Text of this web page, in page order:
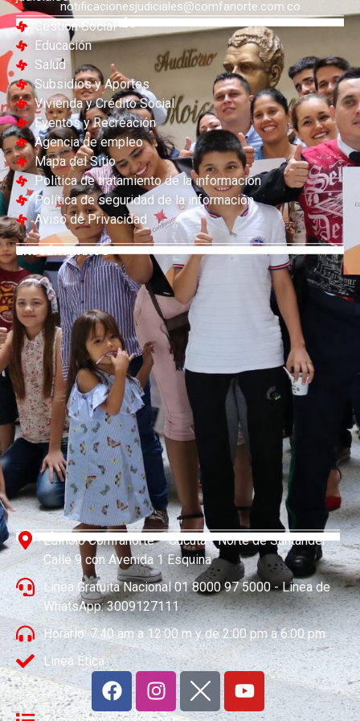
notificacionesjudiciales@comfanorte.com.co
ENLACES DE INTERÉS
Gestión Social
Educación
Salud
Subsidios y Aportes
Vivienda y Crédito Social
Eventos y Recreación
Agencia de empleo
Mapa del Sitio
Política de tratamiento de la información
Política de seguridad de la información
Aviso de Privacidad
ENCUÉNTRANOS
CONTÁCTENOS
Edificio Comfanorte – Cúcuta - Norte de Santander
Calle 9 con Avenida 1 Esquina
Linea Gratuita Nacional 01 8000 97 5000 - Linea de
WhatsApp: 3009127111
Horario: 7:40 am a 12:00 m y de 2:00 pm a 6:00 pm
Linea Ética